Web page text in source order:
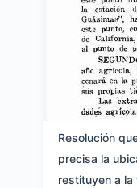
Resolución
precisa la
restituyen a la